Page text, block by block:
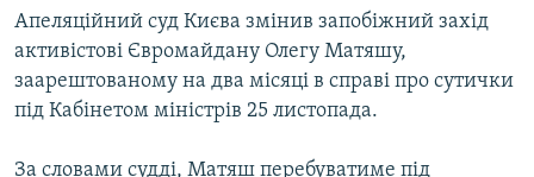
Усі сайти RFE/RL
Апеляційний суд Києва змінив запобіжний захід
активістові Євромайдану Олегу Матяшу,
заарештованому на два місяці в справі про сутички
під Кабінетом міністрів 25 листопада.
За словами судді, Матяш перебуватиме під